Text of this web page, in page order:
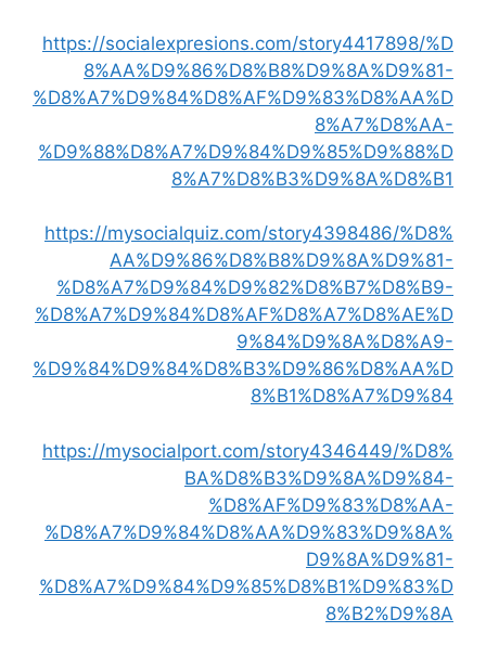
https://socialexpresions.com/story4417898/%D
8%AA%D9%86%D8%B8%D9%8A%D9%81-
%D8%A7%D9%84%D8%AF%D9%83%D8%AA%D
8%A7%D8%AA-
%D9%88%D8%A7%D9%84%D9%85%D9%88%D
8%A7%D8%B3%D9%8A%D8%B1
https://mysocialquiz.com/story4398486/%D8%
AA%D9%86%D8%B8%D9%8A%D9%81-
%D8%A7%D9%84%D9%82%D8%B7%D8%B9-
%D8%A7%D9%84%D8%AF%D8%A7%D8%AE%D
9%84%D9%8A%D8%A9-
%D9%84%D9%84%D8%B3%D9%86%D8%AA%D
8%B1%D8%A7%D9%84
https://mysocialport.com/story4346449/%D8%
BA%D8%B3%D9%8A%D9%84-
%D8%AF%D9%83%D8%AA-
%D8%A7%D9%84%D8%AA%D9%83%D9%8A%
D9%8A%D9%81-
%D8%A7%D9%84%D9%85%D8%B1%D9%83%D
8%B2%D9%8A